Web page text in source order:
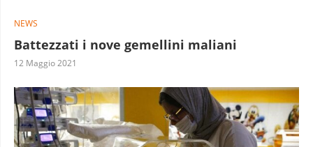
NEWS
Battezzati i nove gemellini maliani
12 Maggio 2021